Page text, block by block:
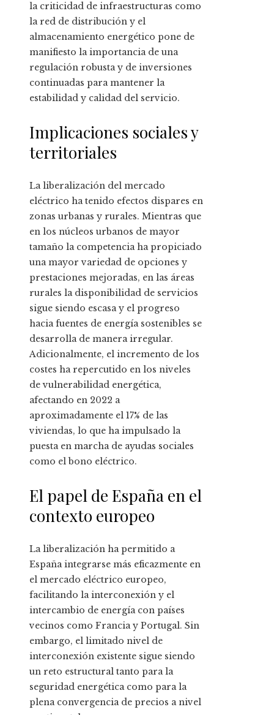
la criticidad de infraestructuras como
la red de distribución y el
almacenamiento energético pone de
manifiesto la importancia de una
regulación robusta y de inversiones
continuadas para mantener la
estabilidad y calidad del servicio.
Implicaciones sociales y
territoriales
La liberalización del mercado
eléctrico ha tenido efectos dispares en
zonas urbanas y rurales. Mientras que
en los núcleos urbanos de mayor
tamaño la competencia ha propiciado
una mayor variedad de opciones y
prestaciones mejoradas, en las áreas
rurales la disponibilidad de servicios
sigue siendo escasa y el progreso
hacia fuentes de energía sostenibles se
desarrolla de manera irregular.
Adicionalmente, el incremento de los
costes ha repercutido en los niveles
de vulnerabilidad energética,
afectando en 2022 a
aproximadamente el 17% de las
viviendas, lo que ha impulsado la
puesta en marcha de ayudas sociales
como el bono eléctrico.
El papel de España en el
contexto europeo
La liberalización ha permitido a
España integrarse más eficazmente en
el mercado eléctrico europeo,
facilitando la interconexión y el
intercambio de energía con países
vecinos como Francia y Portugal. Sin
embargo, el limitado nivel de
interconexión existente sigue siendo
un reto estructural tanto para la
seguridad energética como para la
plena convergencia de precios a nivel